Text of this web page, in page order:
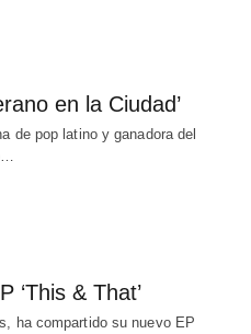
en la Ciudad’
de pop latino y ganadora del
‘This & That’
ha compartido su nuevo EP